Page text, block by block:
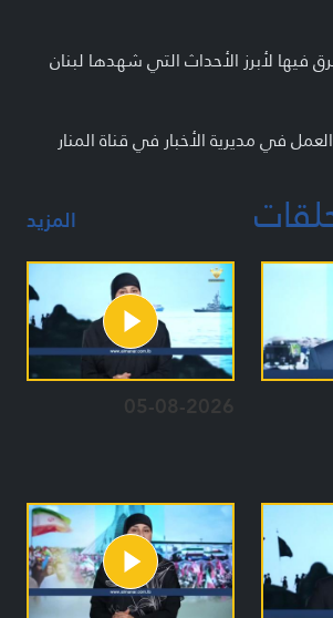
فيها لأبرز الأحداث التي شهدها لبنان
في مديرية الأخبار في قناة المنار
المزيد
05-08-2026